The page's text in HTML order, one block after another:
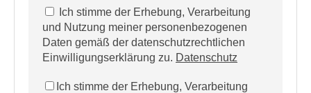
Ich stimme der Erhebung, Verarbeitung
und Nutzung meiner personenbezogenen
Daten gemäß der datenschutzrechtlichen
Einwilligungserklärung zu. Datenschutz
Ich stimme der Erhebung, Verarbeitung